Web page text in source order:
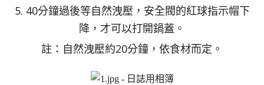
5. 40分鐘過後等自然洩壓，安全閥的紅球指示帽下
降，才可以打開鍋蓋。
註：自然洩壓約20分鐘，依食材而定。